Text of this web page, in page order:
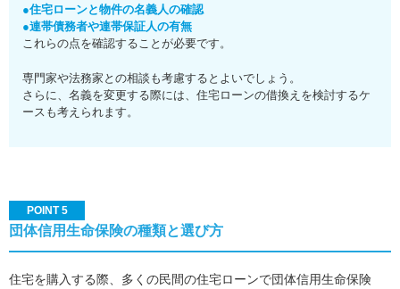
●住宅ローンと物件の名義人の確認
●連帯債務者や連帯保証人の有無
これらの点を確認することが必要です。
専門家や法務家との相談も考慮するとよいでしょう。
さらに、名義を変更する際には、住宅ローンの借換えを検討するケ
ースも考えられます。
POINT 5
団体信用生命保険の種類と選び方
住宅を購入する際、多くの民間の住宅ローンで団体信用生命保険